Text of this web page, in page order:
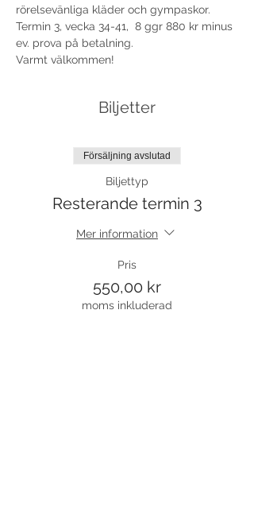
rörelsevänliga kläder och gympaskor.
Termin 3, vecka 34-41,  8 ggr 880 kr minus
ev. prova på betalning.
Varmt välkommen!
Biljetter
Försäljning avslutad
Biljettyp
Resterande termin 3
Mer information
Pris
550,00 kr
moms inkluderad